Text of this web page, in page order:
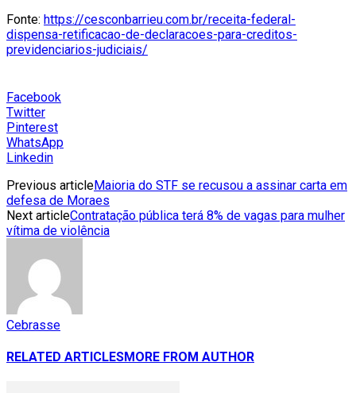
Fonte: https://cesconbarrieu.com.br/receita-federal-
dispensa-retificacao-de-declaracoes-para-creditos-
previdenciarios-judiciais/
Facebook
Twitter
Pinterest
WhatsApp
Linkedin
Previous articleMaioria do STF se recusou a assinar carta em
defesa de Moraes
Next articleContratação pública terá 8% de vagas para mulher
vítima de violência
Cebrasse
RELATED ARTICLESMORE FROM AUTHOR